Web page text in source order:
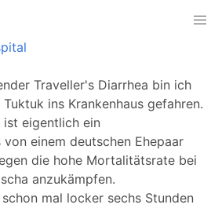
Traveller's Diarrhea bin ich
ins Krankenhaus gefahren.
ist eigentlich ein
einem deutschen Ehepaar
die hohe Mortalitätsrate bei
anzukämpfen.
mal locker sechs Stunden